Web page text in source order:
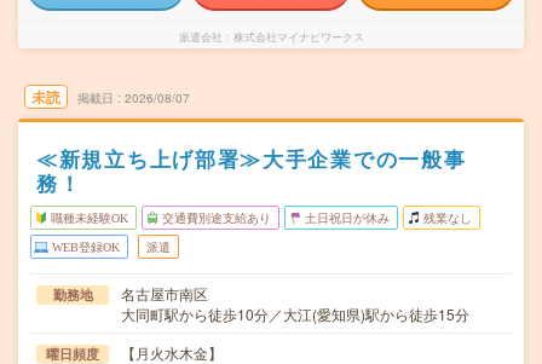
派遣会社 株式会社マイナビワークス
未読 掲載日 2026/08/07
≪新規立ち上げ部署≫大手企業での一般事
務！
職種未経験OK 交通費別途支給あり 土日祝日が休み 残業なし
WEB登録OK 派遣
勤務地
名古屋市南区
大同町駅から徒歩10分／大江(愛知県)駅から徒歩15分
曜日頻度 【月火水木金】